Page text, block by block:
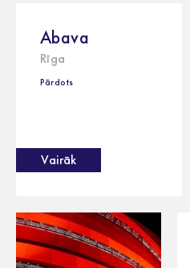
Abava
Rīga
Pārdots
Vairāk